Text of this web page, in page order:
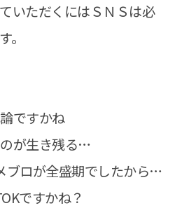
いただくにはＳＮＳは必
。
ですかね
が生き残る…
ブロが全盛期でしたから…
ですかね？